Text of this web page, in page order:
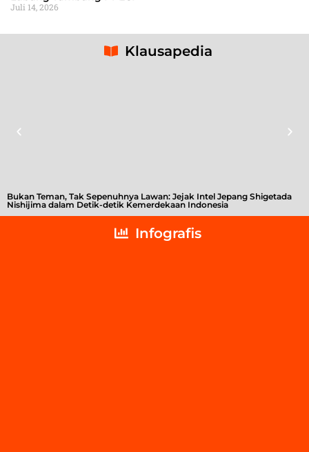
Juli 14, 2026
Klausapedia
Bukan Teman, Tak Sepenuhnya Lawan: Jejak Intel Jepang Shigetada
Nishijima dalam Detik-detik Kemerdekaan Indonesia
Infografis